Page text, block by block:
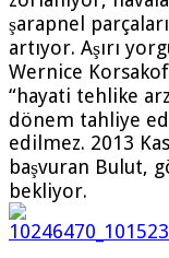
şarapnel
artıyor. Aşırı
Wernice
“hayati tehlike
dönem tahliye
edilmez. 2013
başvuran Bulut,
bekliyor.